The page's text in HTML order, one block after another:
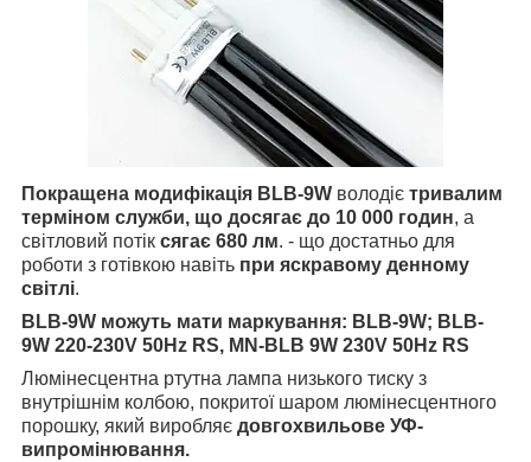
Покращена модифікація BLB-9W володіє тривалим
терміном служби, що досягає до 10 000 годин, а
світловий потік сягає 680 лм. - що достатньо для
роботи з готівкою навіть при яскравому денному
світлі.
BLB-9W можуть мати маркування: BLB-9W; BLB-
9W 220-230V 50Hz RS, MN-BLB 9W 230V 50Hz RS
Люмінесцентна ртутна лампа низького тиску з
внутрішнім колбою, покритої шаром люмінесцентного
порошку, який виробляє довгохвильове УФ-
випромінювання.